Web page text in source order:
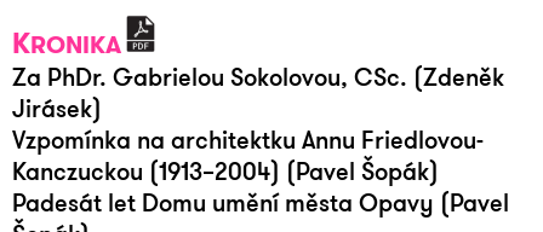
KRONIKA
Za PhDr. Gabrielou Sokolovou, CSc. (Zdeněk
Jirásek)
Vzpomínka na architektku Annu Friedlovou-
Kanczuckou (1913–2004) (Pavel Šopák)
Padesát let Domu umění města Opavy (Pavel